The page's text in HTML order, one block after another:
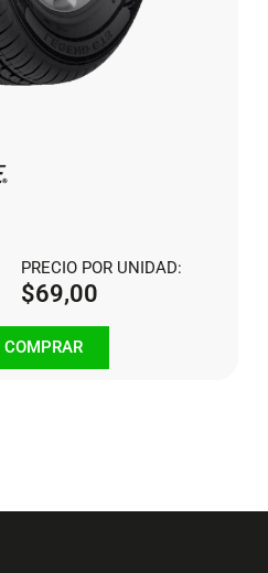
PRECIO POR UNIDAD:
$69,00
COMPRAR